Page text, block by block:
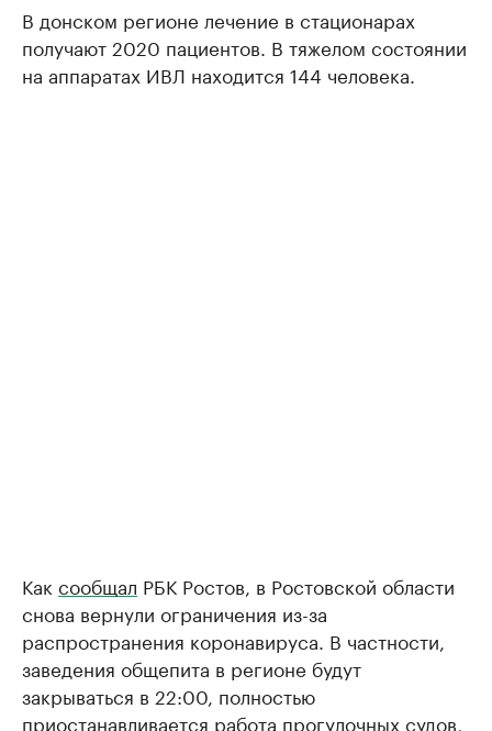
В донском регионе лечение в стационарах
получают 2020 пациентов. В тяжелом состоянии
на аппаратах ИВЛ находится 144 человека.
Как сообщал РБК Ростов, в Ростовской области
снова вернули ограничения из-за
распространения коронавируса. В частности,
заведения общепита в регионе будут
закрываться в 22:00, полностью
приостанавливается работа прогулочных судов,